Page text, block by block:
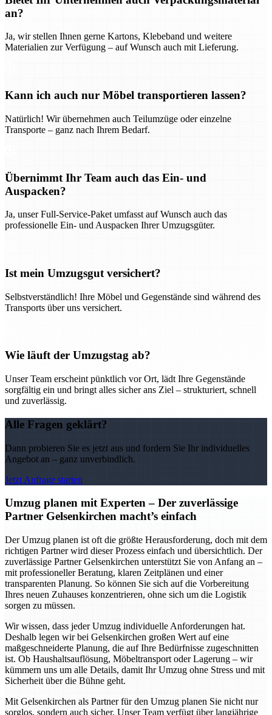
an?
Ja, wir stellen Ihnen gerne Kartons, Klebeband und weitere
Materialien zur Verfügung – auf Wunsch auch mit Lieferung.
Kann ich auch nur Möbel transportieren lassen?
Natürlich! Wir übernehmen auch Teilumzüge oder einzelne
Transporte – ganz nach Ihrem Bedarf.
Übernimmt Ihr Team auch das Ein- und
Auspacken?
Ja, unser Full-Service-Paket umfasst auf Wunsch auch das
professionelle Ein- und Auspacken Ihrer Umzugsgüter.
Ist mein Umzugsgut versichert?
Selbstverständlich! Ihre Möbel und Gegenstände sind während des
Transports über uns versichert.
Wie läuft der Umzugstag ab?
Unser Team erscheint pünktlich vor Ort, lädt Ihre Gegenstände
sorgfältig ein und bringt alles sicher ans Ziel – strukturiert, schnell
und zuverlässig.
Alle Fragen geklärt?
Dann probieren Sie es jetzt aus und fordern Sie Ihr individuelles
Angebot an – ganz unverbindlich.
Jetzt Anfrage starten
Umzug planen mit Experten – Der zuverlässige
Partner Gelsenkirchen macht’s einfach
Der Umzug planen ist oft die größte Herausforderung, doch mit dem
richtigen Partner wird dieser Prozess einfach und übersichtlich. Der
zuverlässige Partner Gelsenkirchen unterstützt Sie von Anfang an –
mit professioneller Beratung, klaren Zeitplänen und einer
transparenten Planung. So können Sie sich auf die Vorbereitung
Ihres neuen Zuhauses konzentrieren, ohne sich um die Logistik
sorgen zu müssen.
Wir wissen, dass jeder Umzug individuelle Anforderungen hat.
Deshalb legen wir bei Gelsenkirchen großen Wert auf eine
maßgeschneiderte Planung, die auf Ihre Bedürfnisse zugeschnitten
ist. Ob Haushaltsauflösung, Möbeltransport oder Lagerung – wir
kümmern uns um alle Details, damit Ihr Umzug ohne Stress und mit
Sicherheit über die Bühne geht.
Mit Gelsenkirchen als Partner für den Umzug planen Sie nicht nur
sorglos, sondern auch sicher. Unser Team verfügt über langjährige